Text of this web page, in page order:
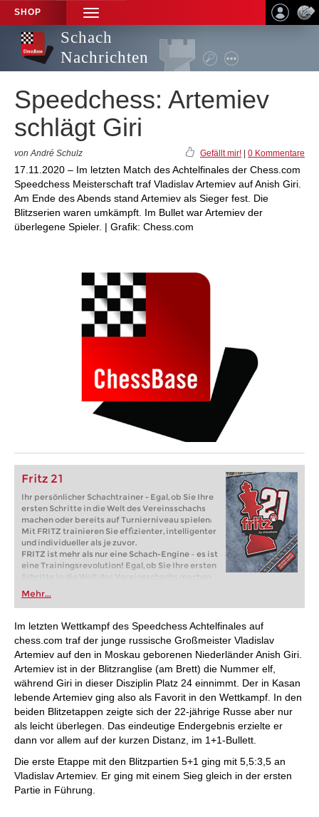
SHOP
TOGGLE
NAVIGATION
Schach
Nachrichten
Speedchess: Artemiev
schlägt Giri
von André Schulz Gefällt mir! 0 Kommentare
17.11.2020 – Im letzten Match des Achtelfinales der Chess.com
Speedchess Meisterschaft traf Vladislav Artemiev auf Anish Giri.
Am Ende des Abends stand Artemiev als Sieger fest. Die
Blitzserien waren umkämpft. Im Bullet war Artemiev der
überlegene Spieler. | Grafik: Chess.com
Fritz 21
Ihr persönlicher Schachtrainer - Egal, ob Sie Ihre
ersten Schritte in die Welt des Vereinsschachs
machen oder bereits auf Turnierniveau spielen:
Mit FRITZ trainieren Sie effizienter, intelligenter
und individueller als je zuvor.
FRITZ ist mehr als nur eine Schach-Engine – es ist
eine Trainingsrevolution! Egal, ob Sie Ihre ersten
Schritte in die Welt des Vereinsschachs machen
oder bereits auf Turnierniveau spielen: Mit
FRITZ trainieren Sie effizienter, intelligenter und
individueller als je zuvor.
Mehr...
Im letzten Wettkampf des Speedchess Achtelfinales auf
chess.com traf der junge russische Großmeister Vladislav
Artemiev auf den in Moskau geborenen Niederländer Anish Giri.
Artemiev ist in der Blitzranglise (am Brett) die Nummer elf,
während Giri in dieser Disziplin Platz 24 einnimmt. Der in Kasan
lebende Artemiev ging also als Favorit in den Wettkampf. In den
beiden Blitzetappen zeigte sich der 22-jährige Russe aber nur
als leicht überlegen. Das eindeutige Endergebnis erzielte er
dann vor allem auf der kurzen Distanz, im 1+1-Bullett.
Die erste Etappe mit den Blitzpartien 5+1 ging mit 5,5:3,5 an
Vladislav Artemiev. Er ging mit einem Sieg gleich in der ersten
Partie in Führung.